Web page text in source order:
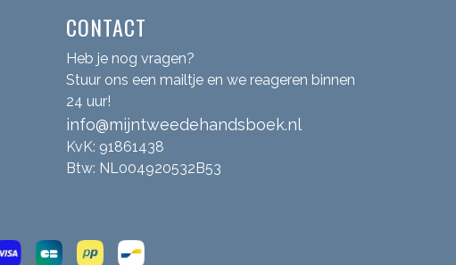
CONTACT
Heb je nog vragen?
Stuur ons een mailtje en we reageren binnen
24 uur!
info@mijntweedehandsboek.nl
KvK: 91861438
Btw: NL004920532B53